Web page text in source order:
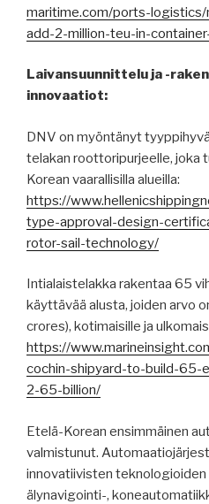
maritime.com/ports-
add-2-million-teu-in-
Laivansuunnittelu ja -
innovaatiot:
DNV on myöntänyt
telakan roottoripurjeelle, joka
Korean vaarallisilla alueilla:
https://
type-approval-design-
rotor-sail-technology/
Intialaistelakka rakentaa 65
käyttävää alusta, joiden arvo
crores), kotimaisille ja
https://
cochin-shipyard-to-build-65-
2-65-billion/
Etelä-Korean ensimmäinen
valmistunut.
innovatiivisten
älynavigointi-,